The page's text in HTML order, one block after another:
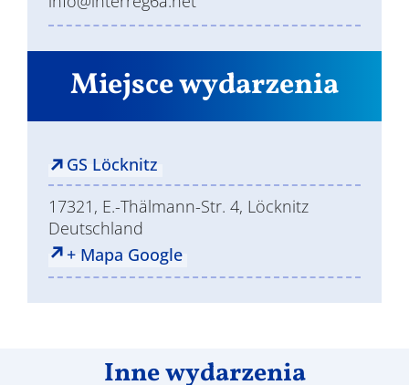
Miejsce wydarzenia
GS Löcknitz
17321, E.-Thälmann-Str. 4, Löcknitz
Deutschland
+ Mapa Google
Inne wydarzenia